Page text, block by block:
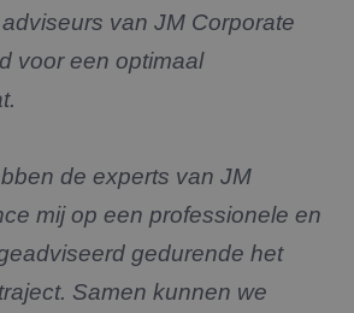
van JM Corporate
voor een optimaal
de experts van JM
mij op een professionele en
gedurende het
Samen kunnen we